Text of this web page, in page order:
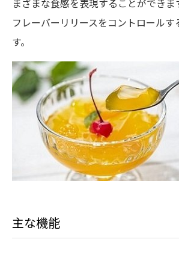
まざまな食感を表現することができま
フレーバーリリースをコントロールす
す。
主な機能